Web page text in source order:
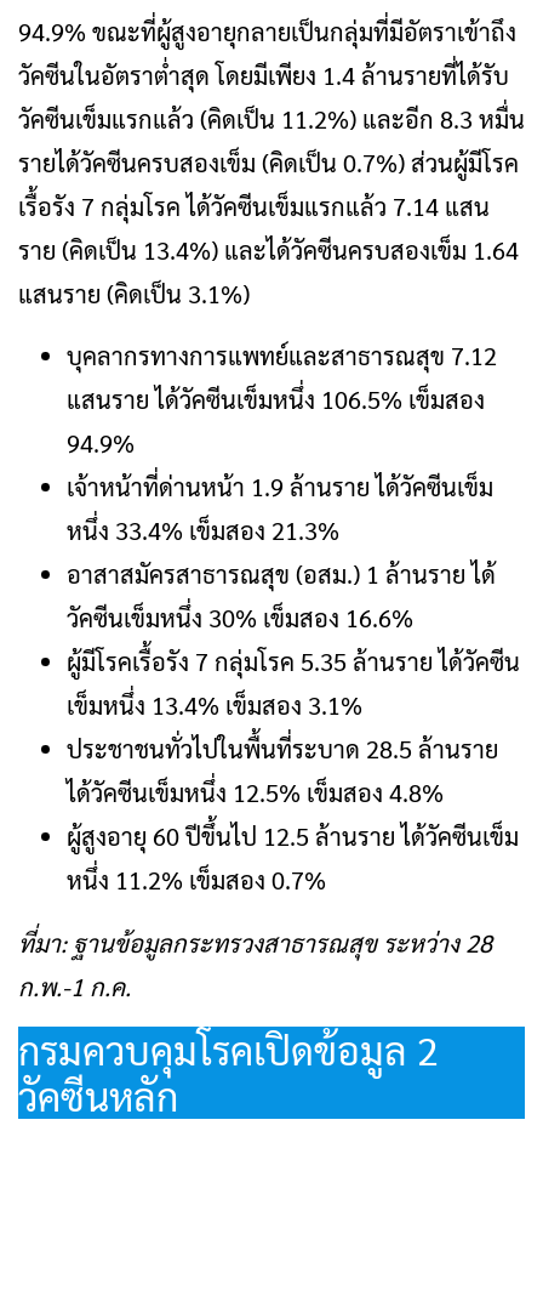
94.9% ขณะที่ผู้สูงอายุกลายเป็นกลุ่มที่มีอัตราเข้าถึง
วัคซีนในอัตราต่ำสุด โดยมีเพียง 1.4 ล้านรายที่ได้รับ
วัคซีนเข็มแรกแล้ว (คิดเป็น 11.2%) และอีก 8.3 หมื่น
รายได้วัคซีนครบสองเข็ม (คิดเป็น 0.7%) ส่วนผู้มีโรค
เรื้อรัง 7 กลุ่มโรค ได้วัคซีนเข็มแรกแล้ว 7.14 แสน
ราย (คิดเป็น 13.4%) และได้วัคซีนครบสองเข็ม 1.64
แสนราย (คิดเป็น 3.1%)
บุคลากรทางการแพทย์และสาธารณสุข 7.12
แสนราย ได้วัคซีนเข็มหนึ่ง 106.5% เข็มสอง
94.9%
เจ้าหน้าที่ด่านหน้า 1.9 ล้านราย ได้วัคซีนเข็ม
หนึ่ง 33.4% เข็มสอง 21.3%
อาสาสมัครสาธารณสุข (อสม.) 1 ล้านราย ได้
วัคซีนเข็มหนึ่ง 30% เข็มสอง 16.6%
ผู้มีโรคเรื้อรัง 7 กลุ่มโรค 5.35 ล้านราย ได้วัคซีน
เข็มหนึ่ง 13.4% เข็มสอง 3.1%
ประชาชนทั่วไปในพื้นที่ระบาด 28.5 ล้านราย
ได้วัคซีนเข็มหนึ่ง 12.5% เข็มสอง 4.8%
ผู้สูงอายุ 60 ปีขึ้นไป 12.5 ล้านราย ได้วัคซีนเข็ม
หนึ่ง 11.2% เข็มสอง 0.7%
ที่มา: ฐานข้อมูลกระทรวงสาธารณสุข ระหว่าง 28
ก.พ.-1 ก.ค.
กรมควบคุมโรคเปิดข้อมูล 2
วัคซีนหลัก